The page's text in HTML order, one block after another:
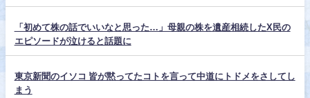
「初めて株の話でいいなと思った…」母親の株を遺産相続したX民の
エピソードが泣けると話題に
東京新聞のイソコ 皆が黙ってたコトを言って中道にトドメをさしてし
まう